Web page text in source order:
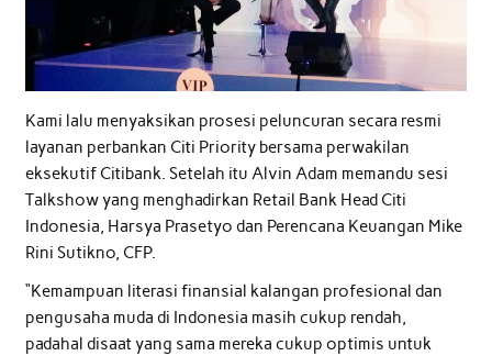
Kami lalu menyaksikan prosesi peluncuran secara resmi
layanan perbankan Citi Priority bersama perwakilan
eksekutif Citibank. Setelah itu Alvin Adam memandu sesi
Talkshow yang menghadirkan Retail Bank Head Citi
Indonesia, Harsya Prasetyo dan Perencana Keuangan Mike
Rini Sutikno, CFP.
“Kemampuan literasi finansial kalangan profesional dan
pengusaha muda di Indonesia masih cukup rendah,
padahal disaat yang sama mereka cukup optimis untuk